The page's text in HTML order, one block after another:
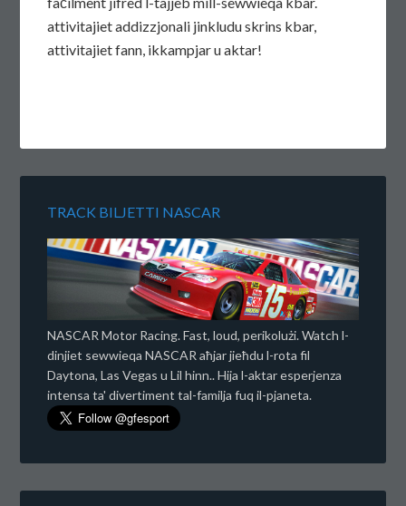
attivitajiet addizzjonali jinkludu skrins kbar,
attivitajiet fann, ikkampjar u aktar!
TRACK BILJETTI NASCAR
NASCAR Motor Racing. Fast, loud, perikolużi. Watch l-
dinjiet sewwieqa NASCAR aħjar jieħdu l-rota fil
Daytona, Las Vegas u Lil hinn.. Hija l-aktar esperjenza
intensa ta' divertiment tal-familja fuq il-pjaneta.